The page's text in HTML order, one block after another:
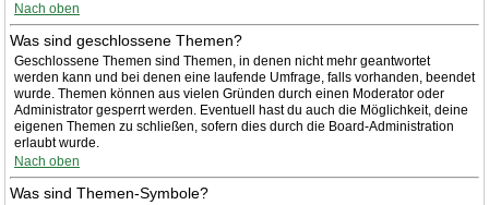
Nach oben
Was sind geschlossene Themen?
Geschlossene Themen sind Themen, in denen nicht mehr geantwortet
werden kann und bei denen eine laufende Umfrage, falls vorhanden, beendet
wurde. Themen können aus vielen Gründen durch einen Moderator oder
Administrator gesperrt werden. Eventuell hast du auch die Möglichkeit, deine
eigenen Themen zu schließen, sofern dies durch die Board-Administration
erlaubt wurde.
Nach oben
Was sind Themen-Symbole?